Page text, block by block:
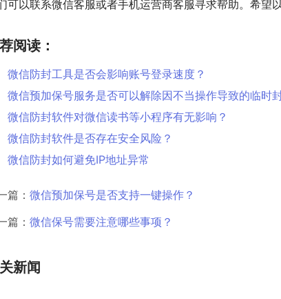
可以联系微信客服或者手机运营商客服寻求帮助。希望
阅读：
微信防封工具是否会影响账号登录速度？
微信预加保号服务是否可以解除因不当操作导致的临时
微信防封软件对微信读书等小程序有无影响？
微信防封软件是否存在安全风险？
微信防封如何避免IP地址异常
篇： 微信预加保号是否支持一键操作？
篇： 微信保号需要注意哪些事项？
新闻